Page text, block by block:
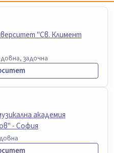
"Св. Климент
задочна
академия
- София